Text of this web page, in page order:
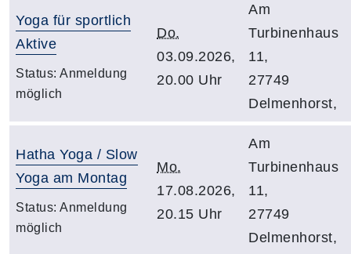
Yoga für sportlich
Aktive
Status: Anmeldung
möglich
Do.
03.09.2026,
20.00 Uhr
Am
Turbinenhaus
11,
27749
Delmenhorst,
Hatha Yoga / Slow
Yoga am Montag
Status: Anmeldung
möglich
Mo.
17.08.2026,
20.15 Uhr
Am
Turbinenhaus
11,
27749
Delmenhorst,